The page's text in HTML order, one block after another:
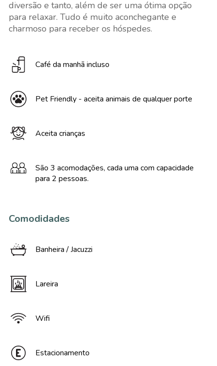
diversão e tanto, além de ser uma ótima opção
para relaxar. Tudo é muito aconchegante e
charmoso para receber os hóspedes.
Café da manhã incluso
Pet Friendly - aceita animais de qualquer porte
Aceita crianças
São 3 acomodações, cada uma com capacidade
para 2 pessoas.
Comodidades
Banheira / Jacuzzi
Lareira
Wifi
Estacionamento